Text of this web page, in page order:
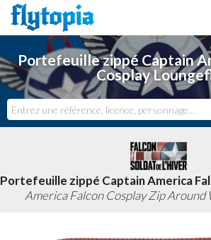
LOUNGEFLY
LICENCES
NOUVEAUTÉS
BONS PLANS
ACTUALITÉS
DERNIERS AJOUTS
Portefeuille zippé Captain
Cosplay
Portefeuille zippé Captain America
America Falcon Cosplay Zip Around